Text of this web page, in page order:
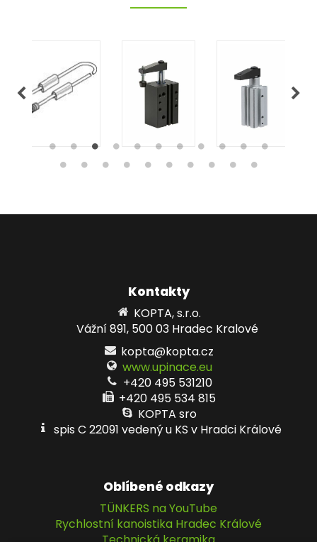
Kontakty
KOPTA, s.r.o.
Vážní 891, 500 03 Hradec Kralové
kopta@kopta.cz
www.upinace.eu
+420 495 531210
+420 495 534 815
KOPTA sro
spis C 22091 vedený u KS v Hradci Králové
Oblíbené odkazy
TÜNKERS na YouTube
Rychlostní kanoistika Hradec Králové